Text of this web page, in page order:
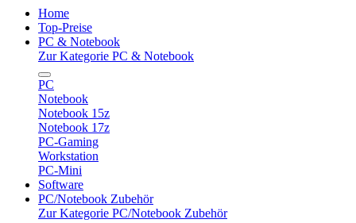
Home
Top-Preise
PC & Notebook
Zur Kategorie PC & Notebook
PC
Notebook
Notebook 15z
Notebook 17z
PC-Gaming
Workstation
PC-Mini
Software
PC/Notebook Zubehör
Zur Kategorie PC/Notebook Zubehör